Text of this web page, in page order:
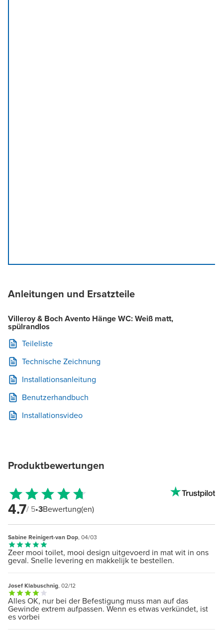
Anleitungen und Ersatzteile
Villeroy & Boch Avento Hänge WC: Weiß matt,
spülrandlos
Teileliste
Technische Zeichnung
Installationsanleitung
Benutzerhandbuch
Installationsvideo
Produktbewertungen
4.7/ 5•3Bewertung(en)
Sabine Reinigert-van Dop, 04/03
Zeer mooi toilet, mooi design uitgevoerd in mat wit in ons
geval. Snelle levering en makkelijk te bestellen.
Josef Klabuschnig, 02/12
Alles OK, nur bei der Befestigung muss man auf das
Gewinde extrem aufpassen. Wenn es etwas verkündet, ist
es vorbei